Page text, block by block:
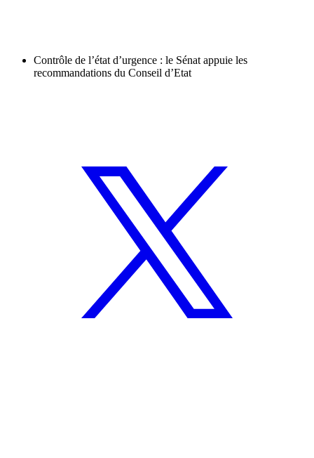
Contrôle de l’état d’urgence : le Sénat appuie les
recommandations du Conseil d’Etat